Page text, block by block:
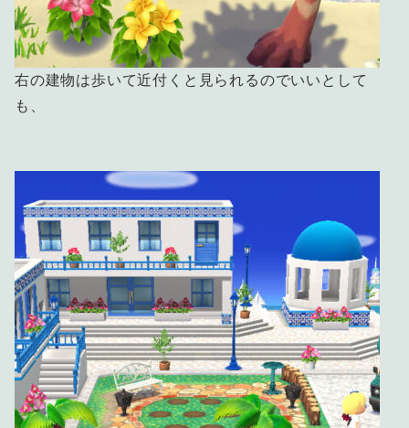
右の建物は歩いて近付くと見られるのでいいとして
も、